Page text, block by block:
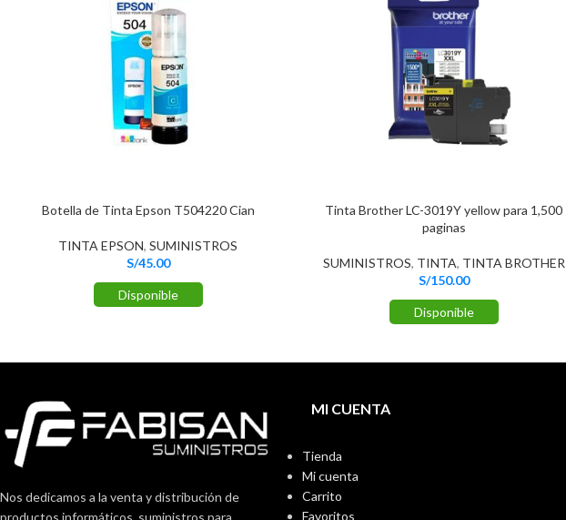
Botella de Tinta Epson T504220 Cian
TINTA EPSON, SUMINISTROS
S/45.00
Disponible
Tinta Brother LC-3019Y yellow para 1,500
paginas
SUMINISTROS, TINTA, TINTA BROTHER
S/150.00
Disponible
Nos dedicamos a la venta y distribución de
productos informáticos, suministros para
MI CUENTA
Tienda
Mi cuenta
Carrito
Favoritos